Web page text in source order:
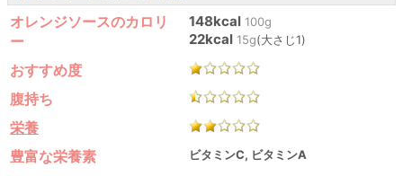
オレンジソースのカロリ
ー
148kcal 100g
22kcal 15g(大さじ1)
おすすめ度
腹持ち
栄養
豊富な栄養素
ビタミンC, ビタミンA